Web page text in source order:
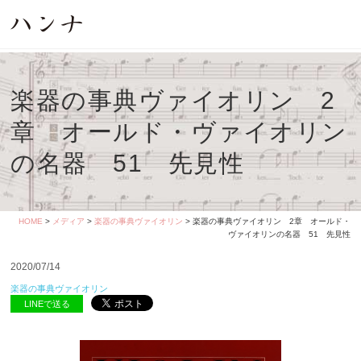
楽器の事典ヴァイオリン 2
章 オールド・ヴァイオリン
の名器 51 先見性
HOME > メディア > 楽器の事典ヴァイオリン > 楽器の事典ヴァイオリン 2章 オールド・
ヴァイオリンの名器 51 先見性
2020/07/14
楽器の事典ヴァイオリン
LINEで送る